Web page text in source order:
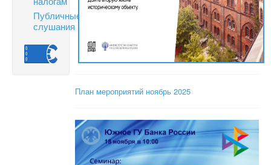
Публичные
слушания
План мероприятий ноябрь 2025